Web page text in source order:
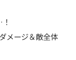
メージ＆敵全体